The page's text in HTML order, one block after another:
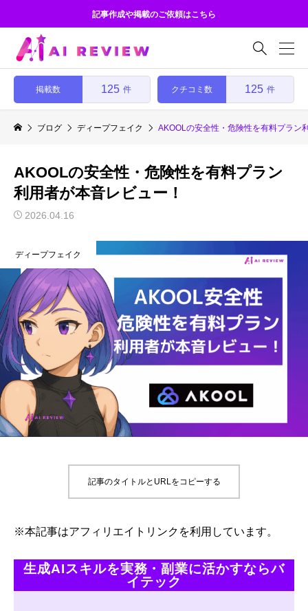
記事作成や掲載のご依頼はこちら

掲載数 125 件 クチコミ数 125 件
ブログ ディープフェイク AKOOLの安全性・危険性を有料プラン
AKOOLの安全性・危険性を有料プラン
利用者が本音レビュー！
2026.04.16
ディープフェイク
記事のタイトルとURLをコピーする
※本記事はアフィリエイトリンクを利用しています。
生成AIスキルを実務・副業に活かすならバ
イテック